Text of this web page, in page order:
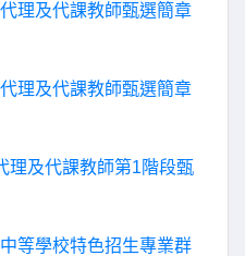
理及代課教師甄選簡章
理及代課教師甄選簡章
理及代課教師第1階段甄
等學校特色招生專業群